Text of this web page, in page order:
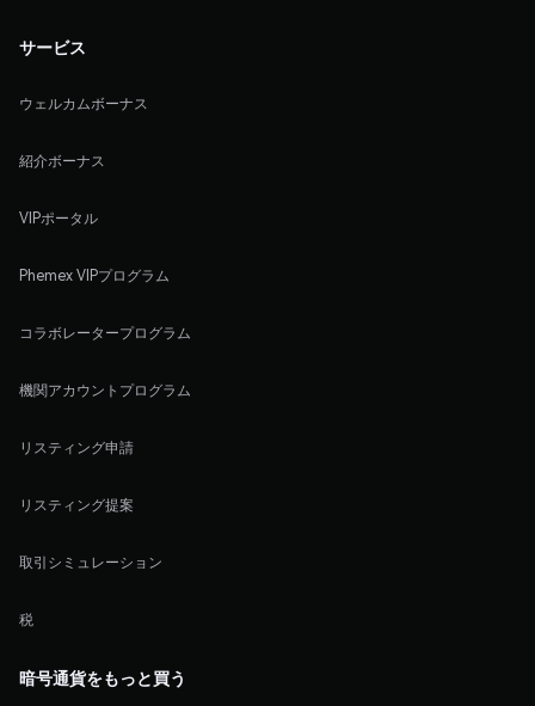
サービス
ウェルカムボーナス
紹介ボーナス
VIPポータル
Phemex VIPプログラム
コラボレータープログラム
機関アカウントプログラム
リスティング申請
リスティング提案
取引シミュレーション
税
暗号通貨をもっと買う